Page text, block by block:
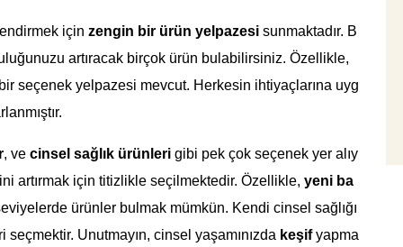
için zengin bir ürün yelpazesi sunmaktadır. B
artıracak birçok ürün bulabilirsiniz. Özellikle,
seçenek yelpazesi mevcut. Herkesin ihtiyaçlarına uyg
, ve cinsel sağlık ürünleri gibi pek çok seçenek yer alıy
artırmak için titizlikle seçilmektedir. Özellikle, yeni ba
ürünler bulmak mümkün. Kendi cinsel sağlığı
seçmektir. Unutmayın, cinsel yaşamınızda keşifyapma